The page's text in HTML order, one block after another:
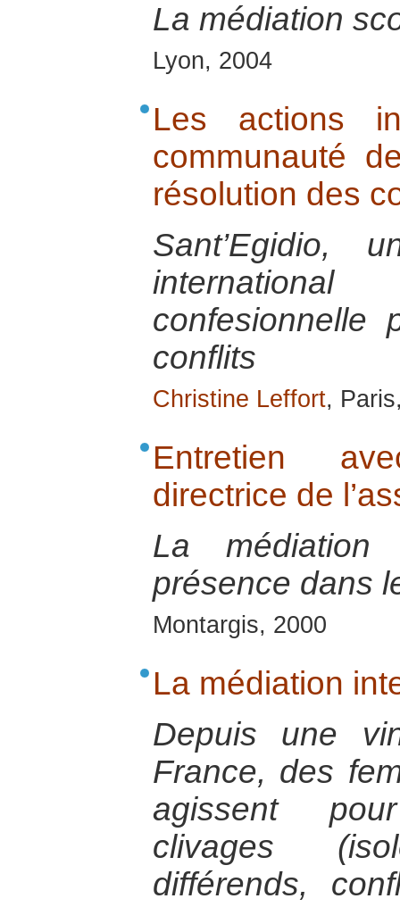
La médiation
Lyon, 2004
Les actions
communauté
résolution des
Sant’Egidio,
confesionnelle
conflits
Christine Leffort,
Entretien
directrice de
La médiation
présence dans
Montargis, 2000
La médiation
Depuis une
France, des
agissent
clivages
différends,